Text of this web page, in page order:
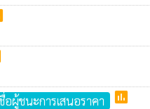
อผู้ชนะการเสนอราคา poll